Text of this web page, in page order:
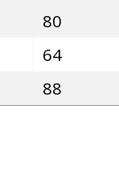
80
64
88